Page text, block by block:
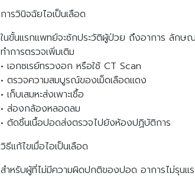
การวินิจฉัยไอเป็นเลือด
ในขั้นแรกแพทย์จะซักประวัติผู้ป่วย ถึงอาการ ลักษ
ทำการตรวจเพิ่มเติม
• เอกซเรย์ทรวงอก หรือใช้ CT Scan
• ตรวจความสมบูรณ์ของเม็ดเลือดแดง
• เก็บเสมหะส่งเพาะเชื้อ
• ส่องกล้องหลอดลม
• ตัดชิ้นเนื้อปอดส่งตรวจไปยังห้องปฏิบัติการ
วิธีแก้ไขเมื่อไอเป็นเลือด
สำหรับผู้ที่ไม่มีความผิดปกติของปอด อาการไม่รุนแ